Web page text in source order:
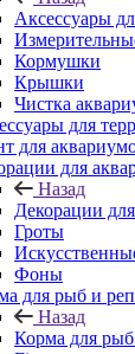
Аксессуары
Кормушки
Крышки
Чистка
для
для
для
Назад
Декорации
Гроты
Фоны
для рыб и
Назад
Корма для